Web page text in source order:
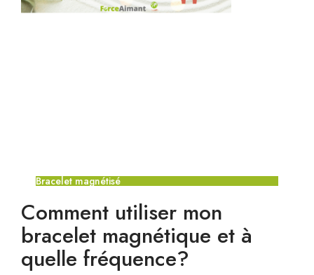
Bracelet magnétisé
Comment utiliser mon
bracelet magnétique et à
quelle fréquence?